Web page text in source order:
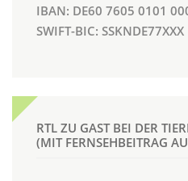
IBAN: DE60 7605 0101
SWIFT-BIC: SSKNDE77XXX
RTL ZU GAST BEI DER
(MIT FERNSEHBEITRAG